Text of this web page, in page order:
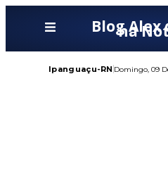
Blog Alex
na
Ipanguaçu-RN Domingo, 09